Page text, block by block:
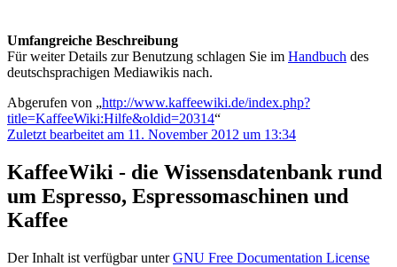
Umfangreiche Beschreibung
Für weiter Details zur Benutzung schlagen Sie im Handbuch des
deutschsprachigen Mediawikis nach.
Abgerufen von „http://www.kaffeewiki.de/index.php?
title=KaffeeWiki:Hilfe&oldid=20314“
Zuletzt bearbeitet am 11. November 2012 um 13:34
KaffeeWiki - die Wissensdatenbank rund
um Espresso, Espressomaschinen und
Kaffee
Der Inhalt ist verfügbar unterGNU Free Documentation License